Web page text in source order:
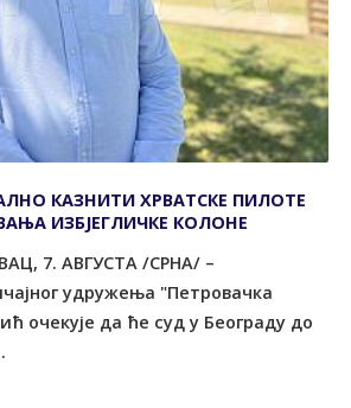
КАЗНИТИ ХРВАТСКЕ ПИЛОТЕ
ИЗБЈЕГЛИЧКЕ КОЛОНЕ
7. АВГУСТА /СРНА/ –
удружења "Петровачка
очекује да ће суд у Београду до